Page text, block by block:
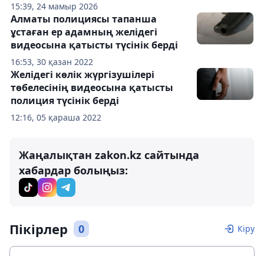
15:39, 24 мамыр 2026
16:53, 30 қазан 2022
Алматы полициясы тапанша
ұстаған ер адамның желідегі
видеосына қатысты түсінік берді
12:16, 05 қараша 2022
Желідегі көлік жүргізушілері
төбелесінің видеосына қатысты
полиция түсінік берді
Жаңалықтан zakon.kz сайтында
хабардар болыңыз:
Пікірлер 0 Кіру